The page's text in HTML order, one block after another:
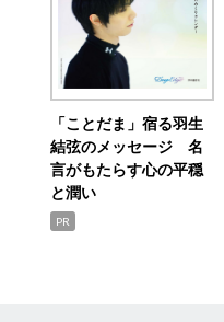
「ことだま」宿る羽生
結弦のメッセージ 名
言がもたらす心の平穏
と潤い
PR